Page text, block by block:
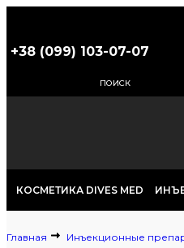
+38 (099) 103-07-07
ПОИСК
КОСМЕТИКА DIVES MED
Главная Инъекционные